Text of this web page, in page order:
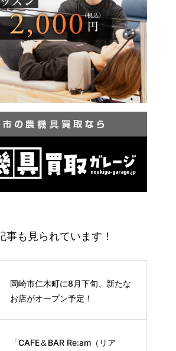
事も見られています！
岡崎市仁木町に8月下旬、新たな
お店がオープン予定！
「CAFE＆BAR Re:am（リア